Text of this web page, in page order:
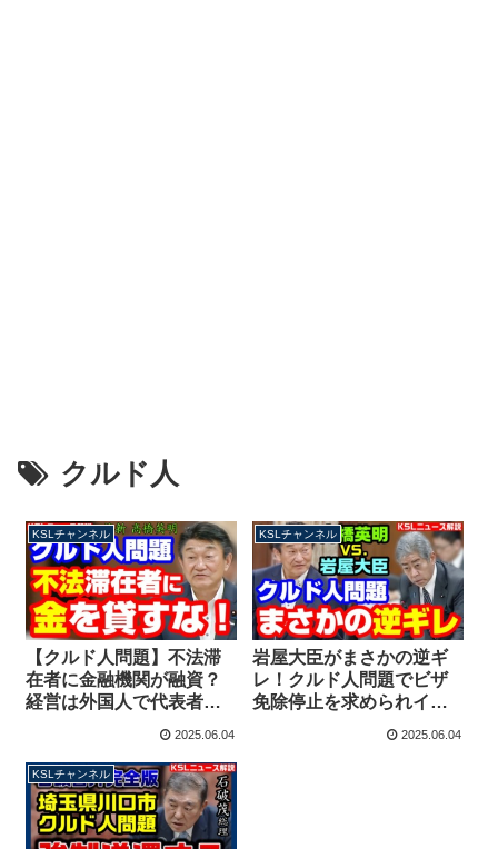
クルド人
KSLチャンネル
【クルド人問題】不法滞
在者に金融機関が融資？
経営は外国人で代表者は
員の質疑【KSLチャンネ
ル】
2025.06.04
KSLチャンネル
岩屋大臣がまさかの逆ギ
レ！クルド人問題でビザ
免除停止を求められイラ
橋英明議員の質疑【KSL
2025.06.04
KSLチャンネル